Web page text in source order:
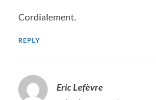
Cordialement.
REPLY
Eric Lefèvre